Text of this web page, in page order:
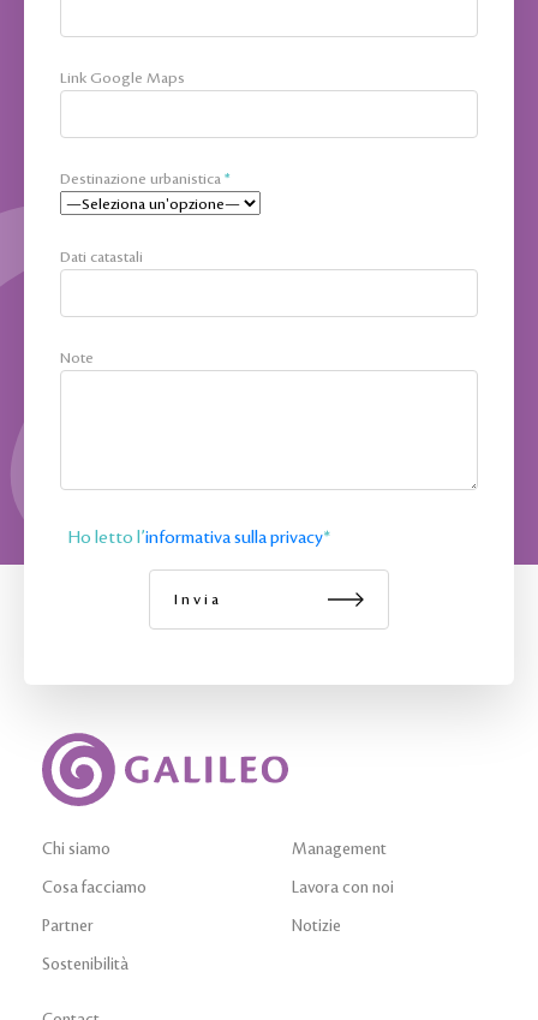
Link Google Maps
Destinazione urbanistica*
Dati catastali
Note
Ho letto l’informativa sulla privacy*
Chi siamo
Cosa facciamo
Partner
Sostenibilità
Management
Lavora con noi
Notizie